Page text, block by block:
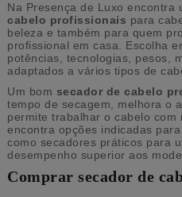
Na Presença de Luxo encontra
cabelo profissionais para
beleza e também para quem
profissional em casa. Escolha
potências, tecnologias, pesos,
adaptados a vários tipos de
Um bom secador de cabelo
tempo de secagem, melhora o
permite trabalhar o cabelo com
encontra opções indicadas
como secadores práticos para
desempenho superior aos
Comprar secador de